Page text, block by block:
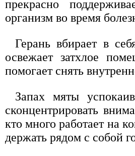
прекрасно
организм во время
Герань вбирает в
освежает затхлое
помогает снять
Запах мяты
сконцентрировать
кто много работает на
держать рядом с собой